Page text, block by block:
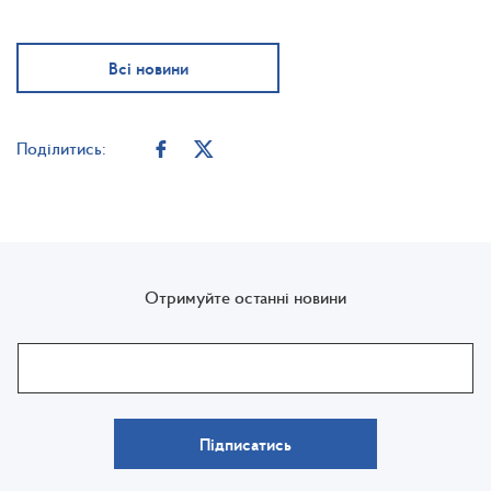
Всі новини
Поділитись:
Отримуйте останні новини
Підписатись